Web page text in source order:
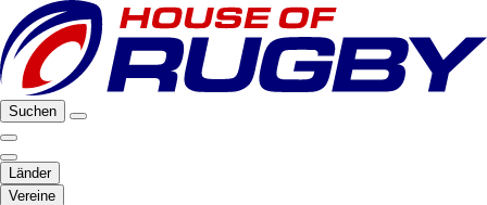
Suchen
Länder
Vereine